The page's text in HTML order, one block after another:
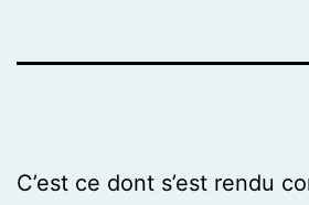
C’est ce dont s’est rendu